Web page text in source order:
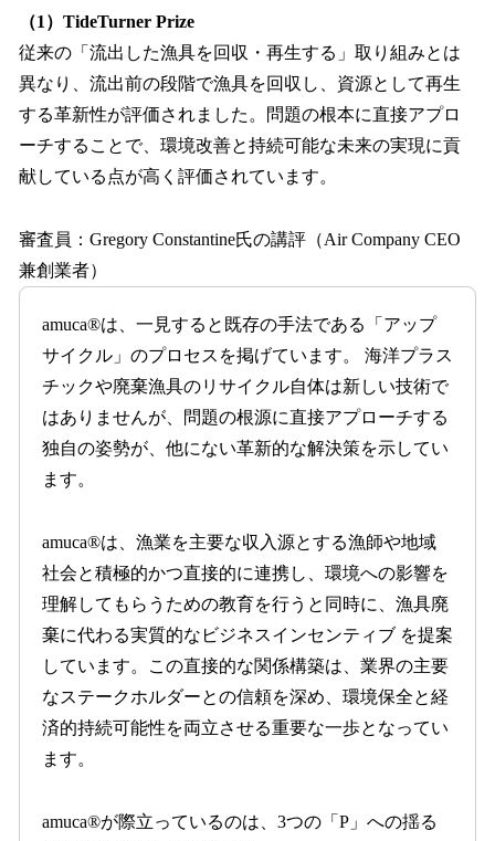
（1）TideTurner Prize
従来の「流出した漁具を回収・再生する」取り組みとは
異なり、流出前の段階で漁具を回収し、資源として再生
する革新性が評価されました。問題の根本に直接アプロ
ーチすることで、環境改善と持続可能な未来の実現に貢
献している点が高く評価されています。
審査員：Gregory Constantine氏の講評（Air Company CEO
兼創業者）
amuca®は、一見すると既存の手法である「アップ
サイクル」のプロセスを掲げています。 海洋プラス
チックや廃棄漁具のリサイクル自体は新しい技術で
はありませんが、問題の根源に直接アプローチする
独自の姿勢が、他にない革新的な解決策を示してい
ます。
amuca®は、漁業を主要な収入源とする漁師や地域
社会と積極的かつ直接的に連携し、環境への影響を
理解してもらうための教育を行うと同時に、漁具廃
棄に代わる実質的なビジネスインセンティブ を提案
しています。この直接的な関係構築は、業界の主要
なステークホルダーとの信頼を深め、環境保全と経
済的持続可能性を両立させる重要な一歩となってい
ます。
amuca®が際立っているのは、3つの「P」への揺る